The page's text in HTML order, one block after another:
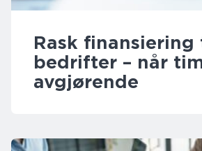
Rask finansiering
bedrifter – når
avgjørende